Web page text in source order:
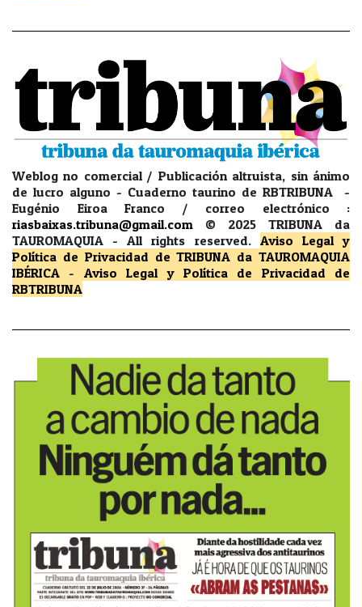
Weblog no comercial / Publicación altruista, sin ánimo
de lucro alguno - Cuaderno taurino de RBTRIBUNA -
Eugénio Eiroa Franco / correo electrónico :
riasbaixas.tribuna@gmail.com
© 2025 TRIBUNA da
TAUROMAQUIA -All rights reserved. Aviso Legal y
Política de Privacidad de TRIBUNA da TAUROMAQUIA
IBÉRICA - Aviso Legal y Política de Privacidad
de
RBTRIBUNA